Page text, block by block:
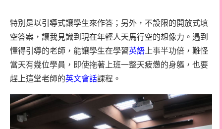
特別是以引導式讓學生來作答；另外，不設限的開放式填
空答案，讓我見識到現在年輕人天馬行空的想像力。遇到
懂得引導的老師，能讓學生在學習英語 上事半功倍，難怪
當天有幾位學員，即使拖著上班一整天疲憊的身軀，也要
趕上這堂老師的英文會話課程。